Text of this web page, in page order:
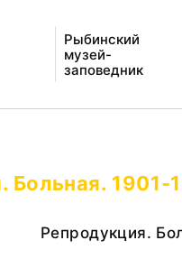
Рыбинский
музей-
заповедник
Больная. 1901-
Репродукция.